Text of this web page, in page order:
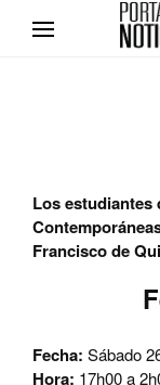
Los estudiantes
Francisco de
Fecha: Sábado
Hora: 17h00 a